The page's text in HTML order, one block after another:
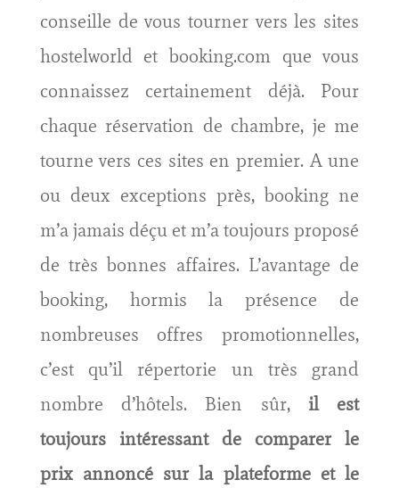
conseille de vous tourner vers les sites
hostelworld et booking.com que vous
connaissez certainement déjà. Pour
chaque réservation de chambre, je me
tourne vers ces sites en premier. A une
ou deux exceptions près, booking ne
m’a jamais déçu et m’a toujours proposé
de très bonnes affaires. L’avantage de
booking, hormis la présence de
nombreuses offres promotionnelles,
c’est qu’il répertorie un très grand
nombre d’hôtels. Bien sûr, il est
toujours intéressant de comparer le
prix annoncé sur la plateforme et le